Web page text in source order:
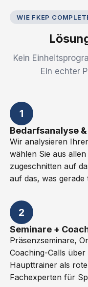
WIE FKEP
Kein
Ein echter
1
Bedarfsanalyse
Wir analysieren
wählen Sie aus
zugeschnitten auf
auf das, was gerade
2
Seminare +
Präsenzseminare,
Coaching-Calls
Haupttrainer als
Fachexperten für